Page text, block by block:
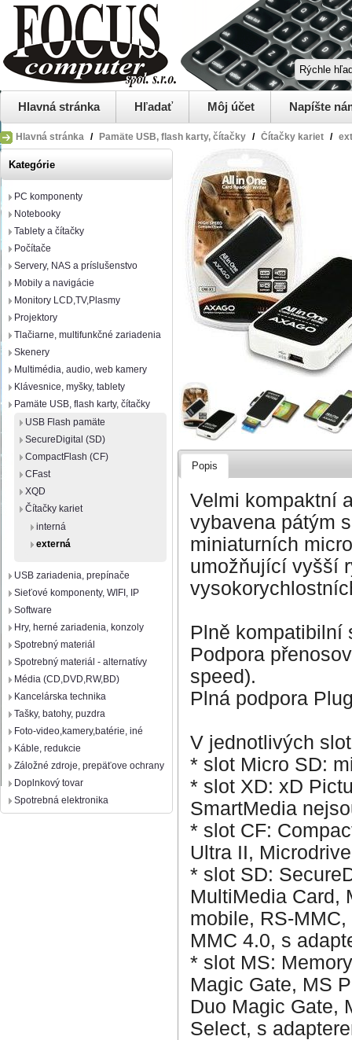
Hlavná stránka Hľadať Môj účet Napíšte
Hlavná stránka / Pamäte USB, flash karty, čítačky / Čítačky kariet /
Kategórie
PC komponenty
Notebooky
Tablety a čítačky
Počítače
Servery, NAS a príslušenstvo
Mobily a navigácie
Monitory LCD,TV,Plasmy
Projektory
Tlačiarne, multifunkčné zariadenia
Skenery
Multimédia, audio, web kamery
Klávesnice, myšky, tablety
Pamäte USB, flash karty, čítačky
USB Flash pamäte
SecureDigital (SD)
CompactFlash (CF)
CFast
XQD
Čítačky kariet
interná
externá
USB zariadenia, prepínače
Sieťové komponenty, WIFI, IP
Software
Hry, herné zariadenia, konzoly
Spotrebný materiál
Spotrebný materiál - alternatívy
Média (CD,DVD,RW,BD)
Kancelárska technika
Tašky, batohy, puzdra
Foto-video,kamery,batérie, iné
Káble, redukcie
Záložné zdroje, prepäťove ochrany
Doplnkový tovar
Spotrebná elektronika
Popis
Velmi kompaktní
vybavena pátým
miniaturních
umožňující vyšší
Plně kompatibilní
Podpora
speed).
Plná podpora
V jednotlivých
* slot Micro SD:
* slot XD: xD
SmartMedia
* slot CF:
Ultra II,
* slot SD:
MultiMedia Card,
mobile, RS-
MMC 4.0, s
* slot MS:
Magic Gate, MS
Duo Magic Gate,
Select, s